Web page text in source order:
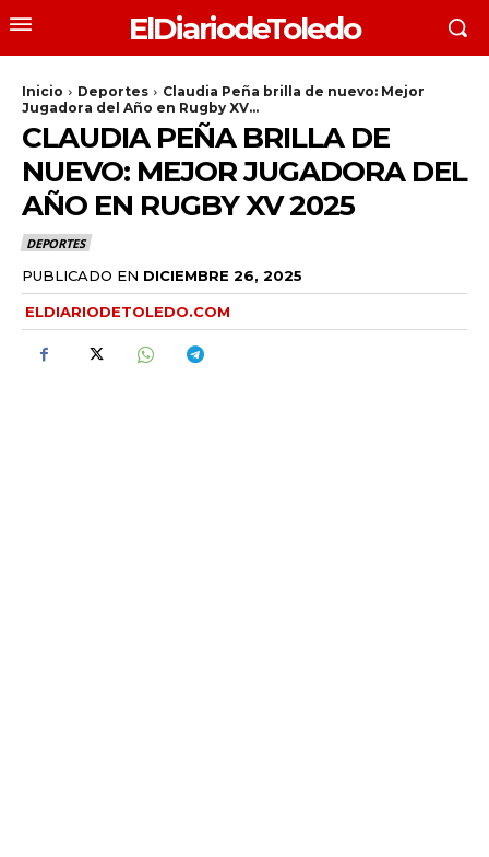
ElDiariodeToledo
Inicio Deportes
Claudia Peña brilla de nuevo: Mejor
Jugadora del Año en Rugby XV...
CLAUDIA PEÑA BRILLA DE
NUEVO: MEJOR JUGADORA DEL
AÑO EN RUGBY XV 2025
DEPORTES
PUBLICADO EN DICIEMBRE 26, 2025
ELDIARIODETOLEDO.COM